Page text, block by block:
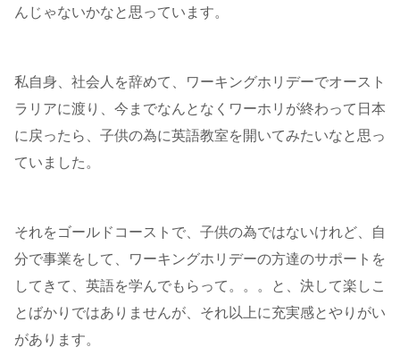
んじゃないかなと思っています。
私自身、社会人を辞めて、ワーキングホリデーでオースト
ラリアに渡り、今までなんとなくワーホリが終わって日本
に戻ったら、子供の為に英語教室を開いてみたいなと思っ
ていました。
それをゴールドコーストで、子供の為ではないけれど、自
分で事業をして、ワーキングホリデーの方達のサポートを
してきて、英語を学んでもらって。。。と、決して楽しこ
とばかりではありませんが、それ以上に充実感とやりがい
があります。